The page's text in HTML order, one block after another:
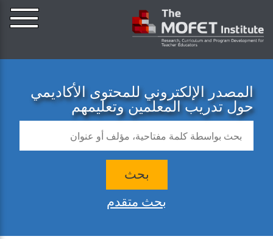
المصدر الإلكتروني للمحتوى الأكاديمي
حول تدريب المعلمين وتعليمهم
بحث
بحث متقدم